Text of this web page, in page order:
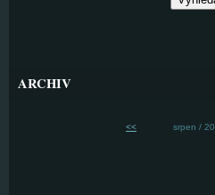
ARCHIV
<< srpen /